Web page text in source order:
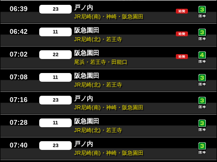
06:39 23 戸ノ内
JR尼崎(南)・神崎・阪急園田
06:42 11 阪急園田
JR尼崎(北)・若王寺
07:02 22 阪急園田
尾浜・若王寺・田能口
07:08 11 阪急園田
JR尼崎(北)・若王寺
07:16 23 戸ノ内
JR尼崎(南)・神崎・阪急園田
07:28 11 阪急園田
JR尼崎(北)・若王寺
07:40 23 戸ノ内
JR尼崎(南)・神崎・阪急園田